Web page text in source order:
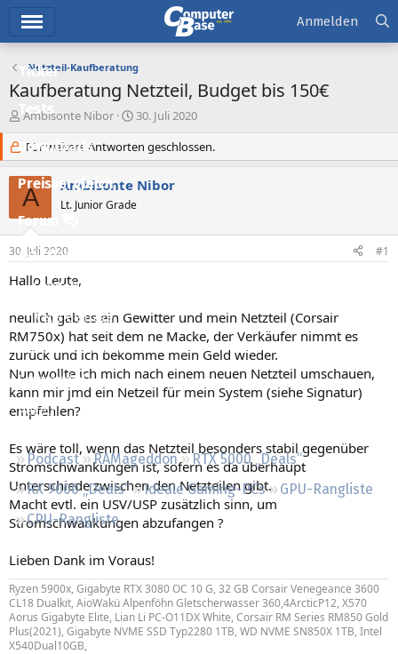
Ticker
Tests
Downloads
Preisvergleich
Forum
Aktuelles
Empfohlene Inhalte
Neue Beiträge
Neueste Aktivitäten
Leserartikel
Regeln
Podcast RAMageddon
RTX 5000 „Deals“
RX 9000 „Deals“
Ideale Gaming-PCs
GPU-Rangliste
CPU-Rangliste
Anmelden
Netzteil-Kaufberatung
Kaufberatung Netzteil, Budget bis 150€
E
s
t
e
l
e
Ambisonte Nibor
E
s
t
e
l
m
30. Juli 2020
Für weitere Antworten geschlossen.
A Ambisonte Nibor
Lt. Junior Grade
30. Juli 2020 #1
Hallo Leute,
neulich gab es ein Gewitter und mein Netzteil (Corsair
RM750x) hat seit dem ne Macke, der Verkäufer nimmt es
zurück und ich bekomme mein Geld wieder.
Nun wollte ich mich nach einem neuen Netzteil umschauen,
kann mir jmd ein Netzeil für mein System (siehe Signatur)
empfehlen?
Es wäre toll, wenn das Netzteil besonders stabil gegenüber
Stromschwankungen ist, sofern es da überhaupt
Unterschiede zwischen den Netzteilen gibt.
Macht evtl. ein USV/USP zusätzlich sinn, um
Stromschwankungen abzufangen ?
Lieben Dank im Voraus!
Ryzen 5900x, Gigabyte RTX 3080 OC 10 G, 32 GB Corsair Venegeance 3600
CL18 Dualkit, AioWakü Alpenföhn Gletscherwasser 360,4ArcticP12, X570
Aorus Gigabyte Elite, Lian Li PC-O11DX White, Corsair RM Series RM850 Gold
Plus(2021), Gigabyte NVME SSD Typ2280 1TB, WD NVME SN850X 1TB, Intel
X540Dual10GB,